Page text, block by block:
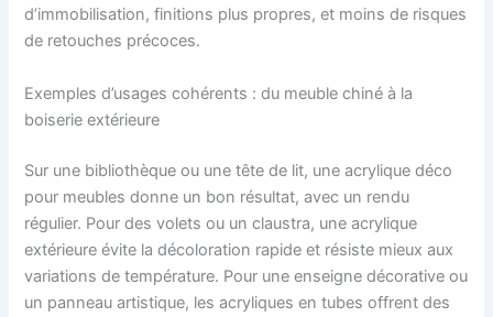
d’immobilisation, finitions plus propres, et moins de risques
de retouches précoces.
Exemples d’usages cohérents : du meuble chiné à la
boiserie extérieure
Sur une bibliothèque ou une tête de lit, une acrylique déco
pour meubles donne un bon résultat, avec un rendu
régulier. Pour des volets ou un claustra, une acrylique
extérieure évite la décoloration rapide et résiste mieux aux
variations de température. Pour une enseigne décorative ou
un panneau artistique, les acryliques en tubes offrent des